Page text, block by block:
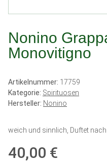
Nonino
Monovitigno
Artikelnummer: 17759
Kategorie: Spirituosen
Hersteller: Nonino
weich und sinnlich, Duftet
40,00 €